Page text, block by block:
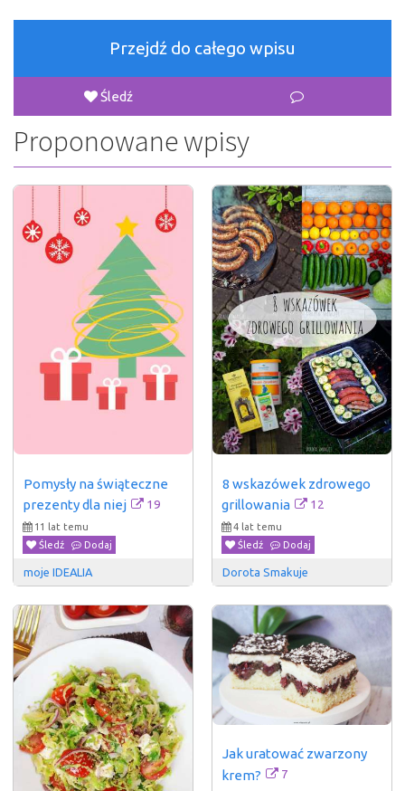
Przejdź do całego wpisu
Śledź
Proponowane wpisy
Pomysły na świąteczne
prezenty dla niej
19
11 lat temu
Śledź
Dodaj
moje IDEALIA
8 wskazówek zdrowego
grillowania
12
4 lat temu
Śledź
Dodaj
Dorota Smakuje
Jak uratować zwarzony
krem?
7